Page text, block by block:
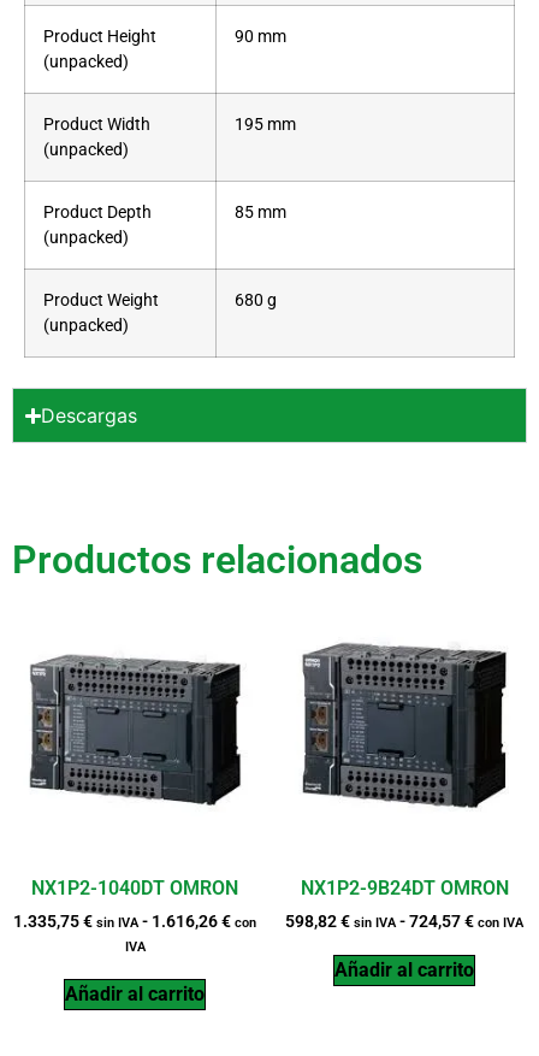
Product Height
(unpacked)
90 mm
Product Width
(unpacked)
195 mm
Product Depth
(unpacked)
85 mm
Product Weight
(unpacked)
680 g
Descargas
Productos relacionados
NX1P2-1040DT OMRON
1.335,75€ sin IVA- 1.616,26€ con
IVA
Añadir al carrito
NX1P2-9B24DT OMRON
598,82€ sin IVA-724,57€ con IVA
Añadir al carrito